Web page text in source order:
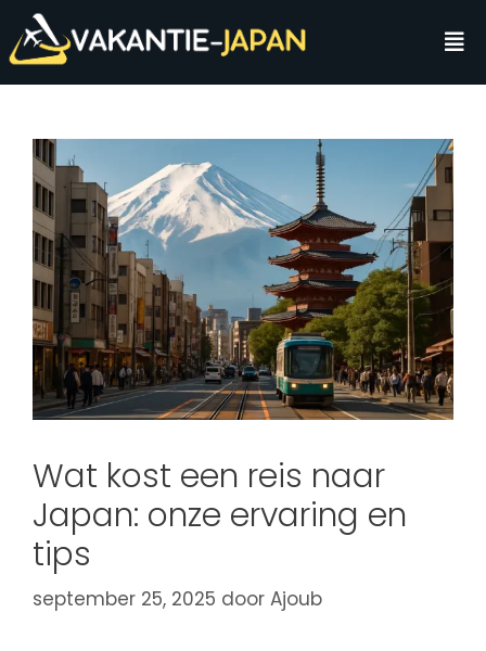
Wat kost een reis naar
Japan: onze ervaring en
tips
september 25, 2025 door Ajoub